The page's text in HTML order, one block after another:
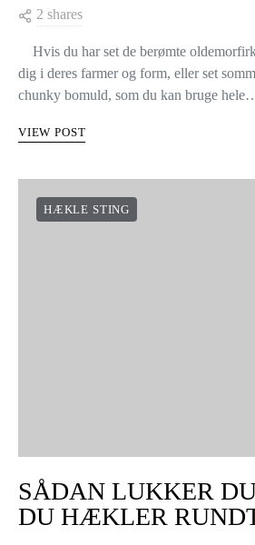
2 shares
Hvis du har set de berømte
dig i deres farmer og form, eller set
chunky bomuld, som du kan bruge
VIEW POST
HÆKLE STING
SÅDAN LUKKER
DU HÆKLER